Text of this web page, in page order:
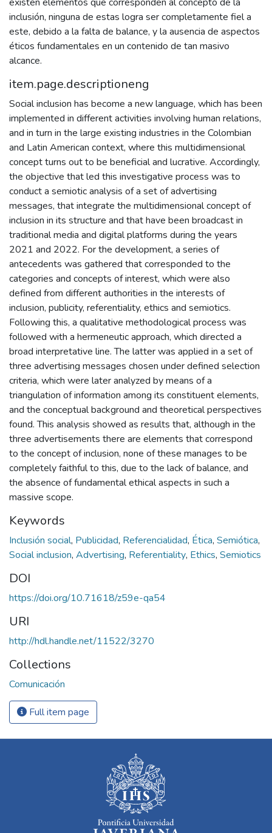
inclusión, ninguna de estas logra ser completamente fiel a
este, debido a la falta de balance, y la ausencia de aspectos
éticos fundamentales en un contenido de tan masivo
alcance.
item.page.descriptioneng
Social inclusion has become a new language, which has been
implemented in different activities involving human relations,
and in turn in the large existing industries in the Colombian
and Latin American context, where this multidimensional
concept turns out to be beneficial and lucrative. Accordingly,
the objective that led this investigative process was to
conduct a semiotic analysis of a set of advertising
messages, that integrate the multidimensional concept of
inclusion in its structure and that have been broadcast in
traditional media and digital platforms during the years
2021 and 2022. For the development, a series of
antecedents was gathered that corresponded to the
categories and concepts of interest, which were also
defined from different authorities in the interests of
inclusion, publicity, referentiality, ethics and semiotics.
Following this, a qualitative methodological process was
followed with a hermeneutic approach, which directed a
broad interpretative line. The latter was applied in a set of
three advertising messages chosen under defined selection
criteria, which were later analyzed by means of a
triangulation of information among its constituent elements,
and the conceptual background and theoretical perspectives
found. This analysis showed as results that, although in the
three advertisements there are elements that correspond
to the concept of inclusion, none of these manages to be
completely faithful to this, due to the lack of balance, and
the absence of fundamental ethical aspects in such a
massive scope.
Keywords
Inclusión social, Publicidad, Referencialidad, Ética, Semiótica,
Social inclusion, Advertising, Referentiality, Ethics, Semiotics
DOI
https://doi.org/10.71618/z59e-qa54
URI
http://hdl.handle.net/11522/3270
Collections
Comunicación
Full item page